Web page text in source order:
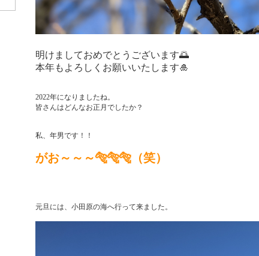
明けましておめでとうございます🌅
本年もよろしくお願いいたします🎍
2022年になりましたね。
皆さんはどんなお正月でしたか？
私、年男です！！
がお～～～🐅🐅🐅（笑）
元旦には、小田原の海へ行って来ました。